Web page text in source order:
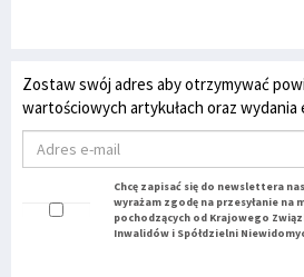
Zostaw swój adres aby otrzymywać
wartościowych artykułach oraz
Chcę zapisać się do newslettera
wyrażam zgodę na przesyłanie
pochodzących od Krajowego
Inwalidów i Spółdzielni